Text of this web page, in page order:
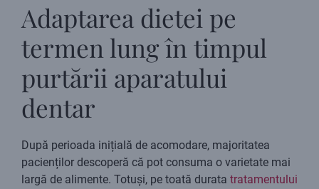
Adaptarea dietei pe
termen lung în timpul
purtării aparatului
dentar
După perioada inițială de acomodare, majoritatea
pacienților descoperă că pot consuma o varietate mai
largă de alimente. Totuși, pe toată durata tratamentului